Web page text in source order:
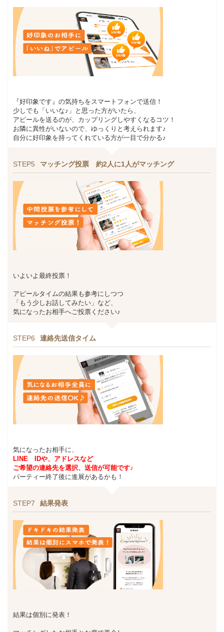
『好印象です』の気持ちをスマートフォンで送信！
少しでも「いいな♪」と思った方がいたら、
アピールを送るのが、カップリングしやすくなるコツ！
お隣に異性がいないので、ゆっくりと考えられます♪
自分に好印象を持ってくれている方が一目で分かる♪
STEP5 マッチング投票 約2人に1人がマッチング
いよいよ最終投票！
アピールタイムの結果も参考にしつつ
「もう少しお話してみたい」など、
気になったお相手へご投票ください♪
STEP6 連絡先送信タイム
気になったお相手に、
LINE IDや、アドレスなど
ご希望の連絡先を選択、送信が可能です♪
パーティー終了後に進展があるかも！
STEP7 結果発表
結果は個別に発表！